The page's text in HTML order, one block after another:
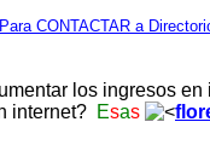
Para CONTACTAR a
los ingresos en
internet? Esas